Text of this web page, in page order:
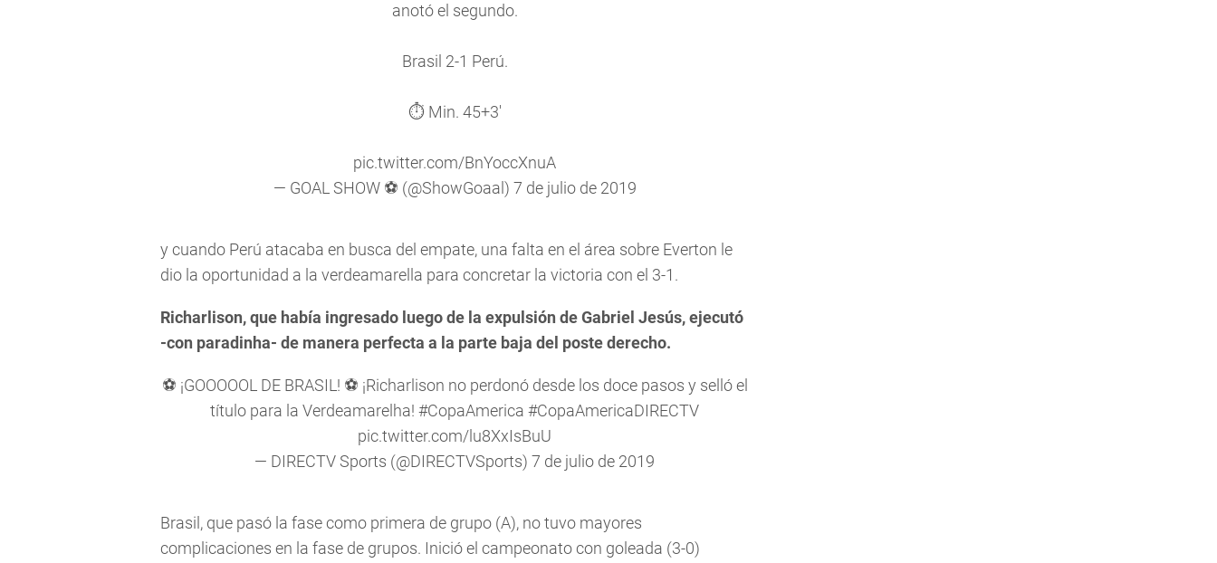
anotó el segundo.
Brasil 2-1 Perú.
⏱ Min. 45+3'
pic.twitter.com/BnYoccXnuA
— GOAL SHOW ⚽️ (@ShowGoaal) 7 de julio de 2019
y cuando Perú atacaba en busca del empate, una falta en el área sobre Everton le
dio la oportunidad a la verdeamarella para concretar la victoria con el 3-1.
Richarlison, que había ingresado luego de la expulsión de Gabriel Jesús, ejecutó
-con paradinha- de manera perfecta a la parte baja del poste derecho.
⚽ ¡GOOOOOL DE BRASIL! ⚽ ¡Richarlison no perdonó desde los doce pasos y selló el
título para la Verdeamarelha! #CopaAmerica #CopaAmericaDIRECTV
pic.twitter.com/lu8XxIsBuU
— DIRECTV Sports (@DIRECTVSports) 7 de julio de 2019
Brasil, que pasó la fase como primera de grupo (A), no tuvo mayores
complicaciones en la fase de grupos. Inició el campeonato con goleada (3-0)